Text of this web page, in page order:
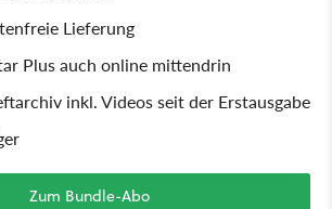
Lieferung
Plus auch online mittendrin
inkl. Videos seit der Erstausgabe
Zum Bundle-Abo